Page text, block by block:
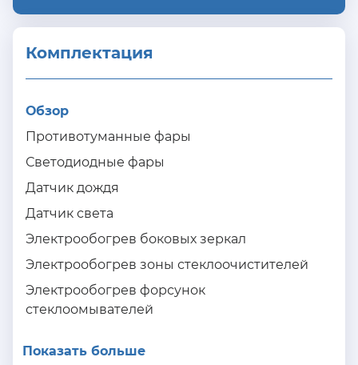
Комплектация
Обзор
Противотуманные фары
Светодиодные фары
Датчик дождя
Датчик света
Электрообогрев боковых зеркал
Электрообогрев зоны стеклоочистителей
Электрообогрев форсунок
стеклоомывателей
Показать больше